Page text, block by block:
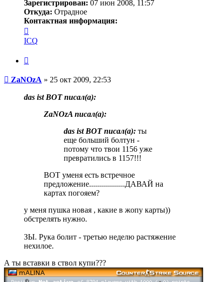
Зарегистрирован: 07 июн 2008, 11:57
Откуда: Отрадное
Контактная информация:
информация
пользователя
ICQ
Сообщение
ZaNOzA » 25 окт 2009, 22:53
das ist BOT писал(a):
ZaNOzA писал(a):
das ist BOT писал(a): ты
еще больший болтун -
потому что твои 1156 уже
превратились в 1157!!!
BOT уменя есть встречное
предложение..................ДАВАЙ на
картах погояем?
у меня пушка новая , какие в жопу карты))
обстрелять нужно.
ЗЫ. Рука болит - третью неделю растяжение
нехилое.
А ты вставки в ствол купи???